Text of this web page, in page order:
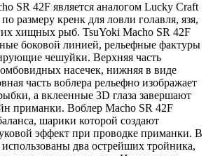
SR 42F является аналогом Lucky Craft
размеру кренк для ловли голавля, язя,
хищных рыб. TsuYoki Macho SR 42F
боковой линией, рельефные фактуры
чешуйки. Верхняя часть
насечек, нижняя в виде
часть воблера рельефно изображает
а вклеенные 3D глаза завершают
приманки. Воблер Macho SR 42F
шарики которой создают
эффект при проводке приманки. В
два острейших тройника,